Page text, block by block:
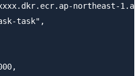
northeast-
task",